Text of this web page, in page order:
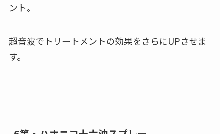
ント。
超音波でトリートメントの効果をさらにUPさせま
す。